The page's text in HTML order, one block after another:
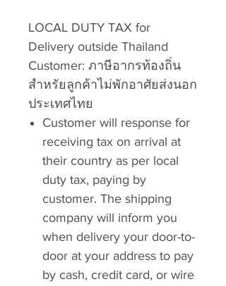
LOCAL DUTY TAX for
Delivery outside Thailand
Customer: ภาษีอากรท้องถิ่น
สำหรัยลูกค้าไม่พักอาศัยส่งนอก
ประเทศไทย
Customer will response for
receiving tax on arrival at
their country as per local
duty tax, paying by
customer. The shipping
company will inform you
when delivery your door-to-
door at your address to pay
by cash, credit card, or wire